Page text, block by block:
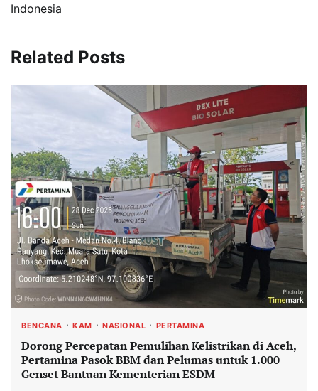
Indonesia
Related Posts
BENCANA KAM NASIONAL PERTAMINA
Dorong Percepatan Pemulihan Kelistrikan di Aceh,
Pertamina Pasok BBM dan Pelumas untuk 1.000
Genset Bantuan Kementerian ESDM